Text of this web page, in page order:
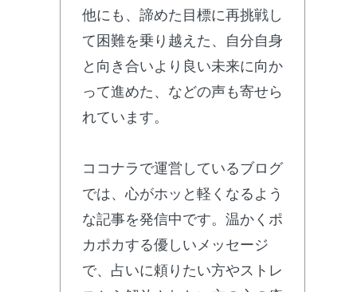
他にも、諦めた目標に再挑戦し
て困難を乗り越えた、自分自身
と向き合いより良い未来に向か
って進めた、などの声も寄せら
れています。
ココナラで運営しているブログ
では、心がホッと軽くなるよう
な記事を発信中です。温かくポ
カポカする優しいメッセージ
で、占いに頼りたい方やストレ